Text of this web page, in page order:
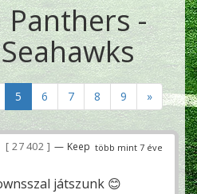
-
5 6 7 8 9 »
több mint 7 éve
27 402
— Keep
játszunk 😊